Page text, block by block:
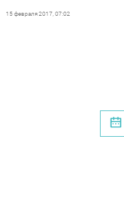
15 февраля 2017, 07:02